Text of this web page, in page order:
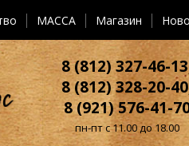
MACCA Магазин
8 (812) 327-46-
8 (812) 328-20-
8 (921) 576-41-
пн-пт с 11.00 до 18.00